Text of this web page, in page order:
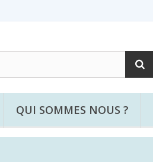
QUI SOMMES NOUS ?